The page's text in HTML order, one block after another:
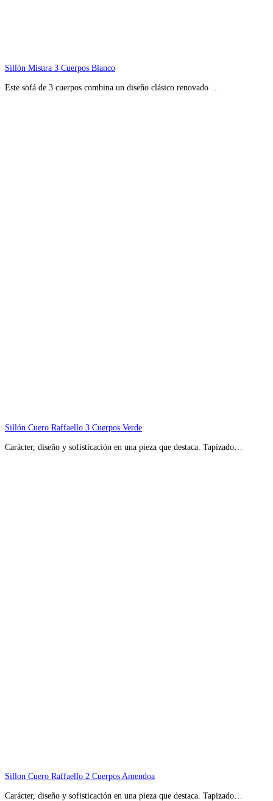
Sillón Misura 3 Cuerpos Blanco
Este sofá de 3 cuerpos combina un diseño clásico renovado…
Sillón Cuero Raffaello 3 Cuerpos Verde
Carácter, diseño y sofisticación en una pieza que destaca. Tapizado…
Sillon Cuero Raffaello 2 Cuerpos Amendoa
Carácter, diseño y sofisticación en una pieza que destaca. Tapizado…